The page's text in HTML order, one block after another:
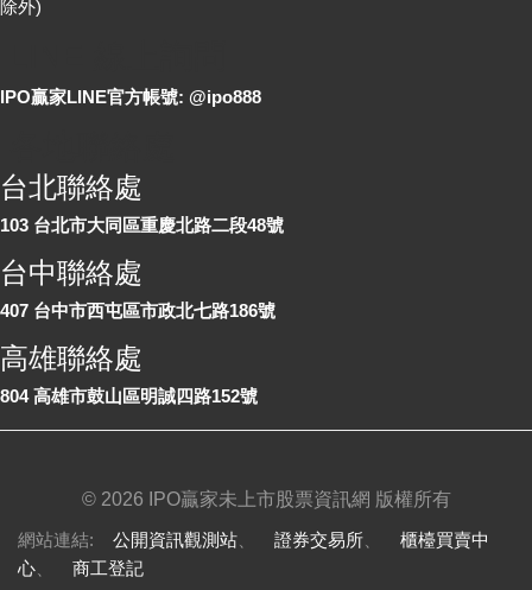
除外)
IPO贏家LINE官方帳號: @ipo888
台北聯絡處
103 台北市大同區重慶北路二段48號
台中聯絡處
407 台中市西屯區市政北七路186號
高雄聯絡處
804 高雄市鼓山區明誠四路152號
© 2026 IPO贏家未上市股票資訊網 版權所有
網站連結: 公開資訊觀測站 證券交易所
櫃檯買賣中
心
商工登記